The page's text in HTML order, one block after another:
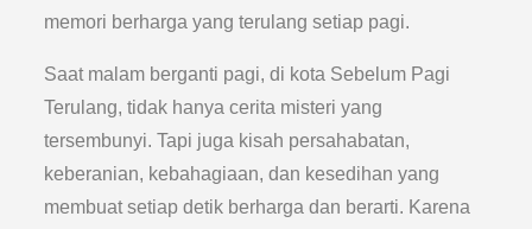
memori berharga yang terulang setiap pagi.
Saat malam berganti pagi, di kota Sebelum Pagi
Terulang, tidak hanya cerita misteri yang
tersembunyi. Tapi juga kisah persahabatan,
keberanian, kebahagiaan, dan kesedihan yang
membuat setiap detik berharga dan berarti. Karena